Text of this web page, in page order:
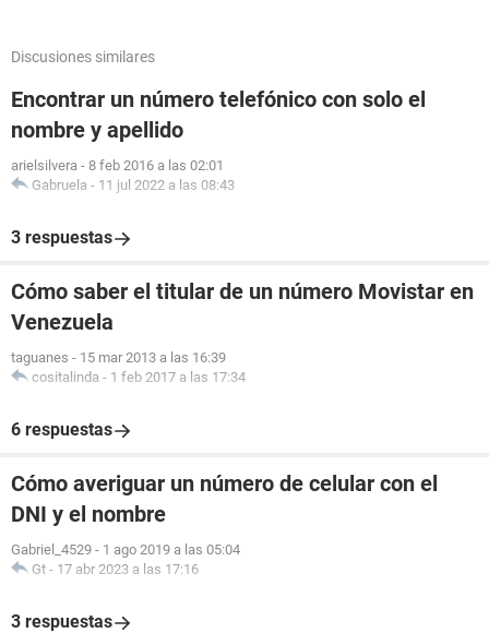
Discusiones similares
Encontrar un número telefónico con solo el
nombre y apellido
arielsilvera - 8 feb 2016 a las 02:01
Gabruela - 11 jul 2022 a las 08:43
3 respuestas
Cómo saber el titular de un número Movistar en
Venezuela
taguanes - 15 mar 2013 a las 16:39
cositalinda - 1 feb 2017 a las 17:34
6 respuestas
Cómo averiguar un número de celular con el
DNI y el nombre
Gabriel_4529 - 1 ago 2019 a las 05:04
Gt - 17 abr 2023 a las 17:16
3 respuestas